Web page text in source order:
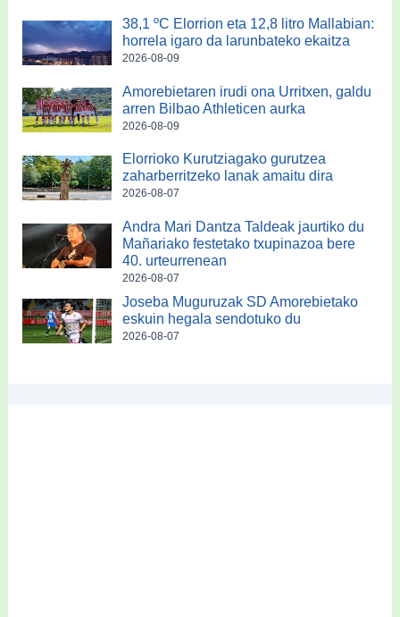
38,1 ºC Elorrion eta 12,8 litro Mallabian:
horrela igaro da larunbateko ekaitza
2026-08-09
Amorebietaren irudi ona Urritxen, galdu
arren Bilbao Athleticen aurka
2026-08-09
Elorrioko Kurutziagako gurutzea
zaharberritzeko lanak amaitu dira
2026-08-07
Andra Mari Dantza Taldeak jaurtiko du
Mañariako festetako txupinazoa bere
40. urteurrenean
2026-08-07
Joseba Muguruzak SD Amorebietako
eskuin hegala sendotuko du
2026-08-07